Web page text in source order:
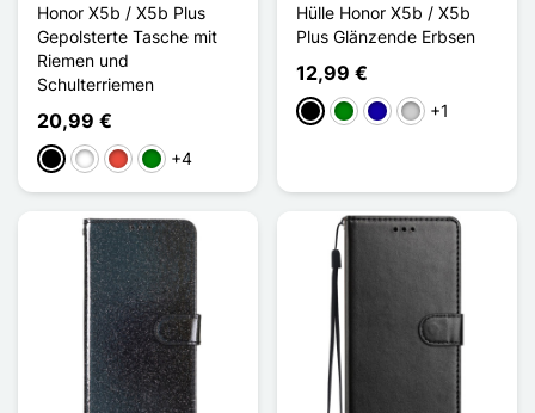
Honor X5b / X5b Plus
Gepolsterte Tasche mit
Riemen und
Schulterriemen
20,99 €
Schwarz
WeißRot Grün+4
Hülle Honor X5b / X5b
Plus Glänzende Erbsen
12,99 €
Schwarz
GrünDunkelblau
Silber
+1